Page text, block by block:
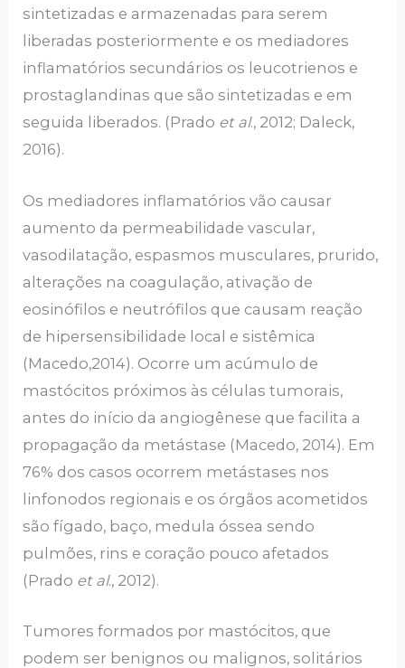
sintetizadas e armazenadas para serem
liberadas posteriormente e os mediadores
inflamatórios secundários os leucotrienos e
prostaglandinas que são sintetizadas e em
seguida liberados. (Prado et al., 2012; Daleck,
2016).
Os mediadores inflamatórios vão causar
aumento da permeabilidade vascular,
vasodilatação, espasmos musculares, prurido,
alterações na coagulação, ativação de
eosinófilos e neutrófilos que causam reação
de hipersensibilidade local e sistêmica
(Macedo,2014). Ocorre um acúmulo de
mastócitos próximos às células tumorais,
antes do início da angiogênese que facilita a
propagação da metástase (Macedo, 2014). Em
76% dos casos ocorrem metástases nos
linfonodos regionais e os órgãos acometidos
são fígado, baço, medula óssea sendo
pulmões, rins e coração pouco afetados
(Prado et al., 2012).
Tumores formados por mastócitos, que
podem ser benignos ou malignos, solitários